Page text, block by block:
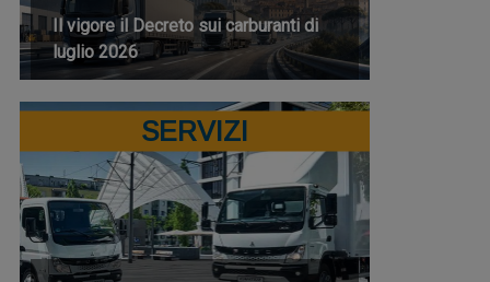
Il vigore il Decreto sui carburanti di
luglio 2026
SERVIZI